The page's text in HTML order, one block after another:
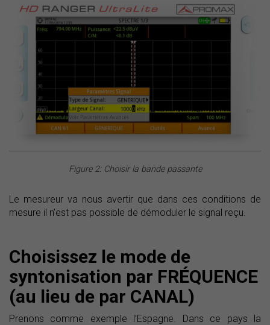
Figure 2: Choisir la bande passante
Le mesureur va nous avertir que dans ces conditions de
mesure il n’est pas possible de démoduler le signal reçu.
Choisissez le mode de
syntonisation par FRÉQUENCE
(au lieu de par CANAL)
Prenons comme exemple l’Espagne. Dans ce pays la